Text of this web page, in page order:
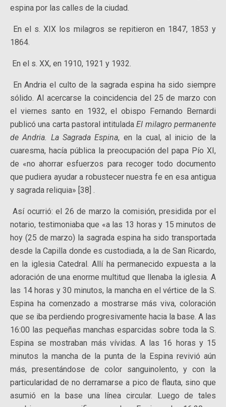
espina por las calles de la ciudad.
En el s. XIX los milagros se repitieron en 1847, 1853 y
1864.
En el s. XX, en 1910, 1921 y 1932.
En Andria el culto de la sagrada espina ha sido siempre
sólido. Al acercarse la coincidencia del 25 de marzo con
el viernes santo en 1932, el obispo Fernando Bernardi
publicó una carta pastoral intituladaEl milagro permanente
de Andria. La Sagrada Espina, en la cual, al inicio de la
cuaresma, hacía pública la preocupación del papa Pío XI,
de «no ahorrar esfuerzos para recoger todo documento
que pudiera ayudar a robustecer nuestra fe en esa antigua
y sagrada reliquia» [38] .
Así ocurrió: el 26 de marzo la comisión, presidida por el
notario, testimoniaba que «a las 13 horas y 15 minutos de
hoy (25 de marzo) la sagrada espina ha sido transportada
desde la Capilla donde es custodiada, a la de San Ricardo,
en la iglesia Catedral. Allí ha permanecido expuesta a la
adoración de una enorme multitud que llenaba la iglesia. A
las 14 horas y 30 minutos, la mancha en el vértice de la S.
Espina ha comenzado a mostrarse más viva, coloración
que se iba perdiendo progresivamente hacia la base. A las
16:00 las pequeñas manchas esparcidas sobre toda la S.
Espina se mostraban más vívidas. A las 16 horas y 15
minutos la mancha de la punta de la Espina revivió aún
más, presentándose de color sanguinolento, y con la
particularidad de no derramarse a pico de flauta, sino que
asumió en la base una línea circular. Luego de tales